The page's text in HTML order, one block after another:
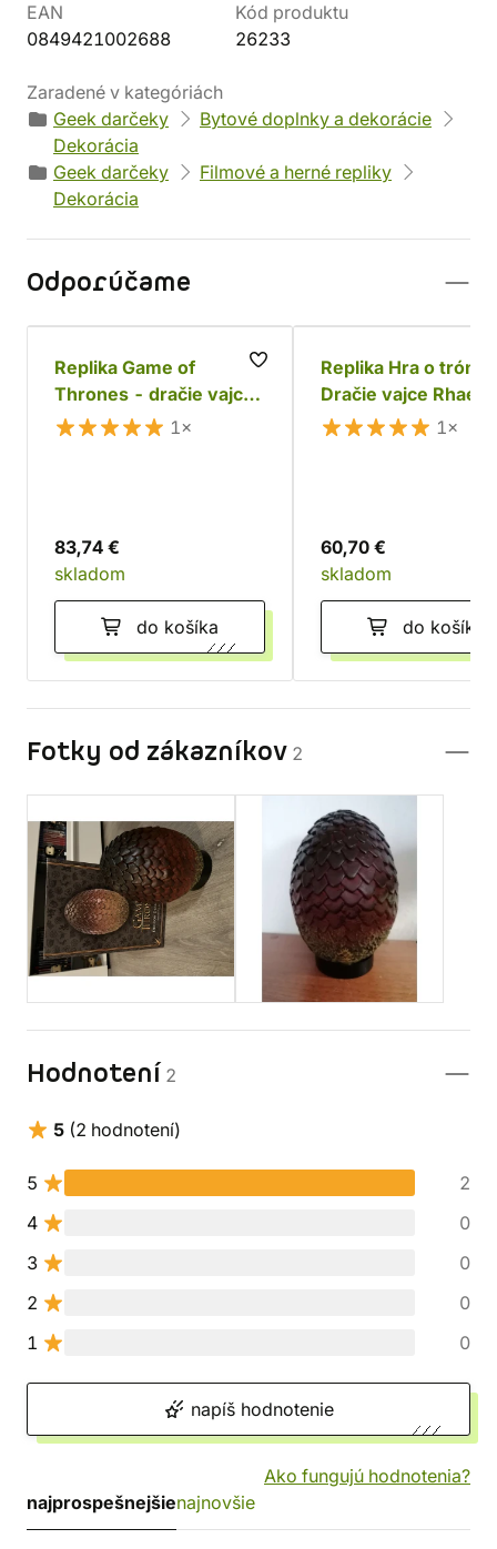
EAN
0849421002688
Kód produktu
26233
Zaradené v kategóriách
Geek darčeky
Bytové doplnky a dekorácie
Dekorácia
Geek darčeky
Filmové a herné repliky
Dekorácia
Odporúčame
Replika Game of
Thrones - dračie vajce
Viserion
1×
83,74 €
skladom
do košíka
Replika Hra o tróny
Dračie vajce
1×
60,70 €
skladom
do košíka
Fotky od zákazníkov 2
Hodnotení 2
5 (2 hodnotení)
5
2
4
0
3
0
2
0
1
0
napíš hodnotenie
Ako fungujú hodnotenia?
najprospešnejšienajnovšie